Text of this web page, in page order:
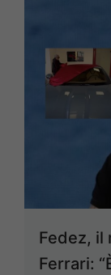
Fedez, il
Ferrari: